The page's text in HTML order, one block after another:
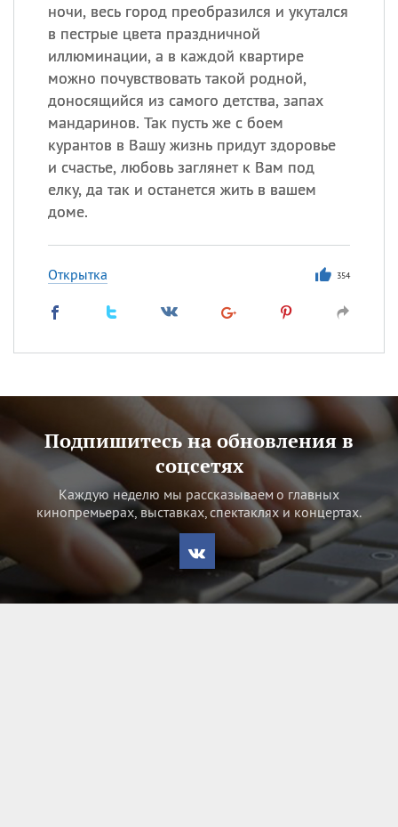
ночи, весь город преобразился и укутался
в пестрые цвета праздничной
иллюминации, а в каждой квартире
можно почувствовать такой родной,
доносящийся из самого детства, запах
мандаринов. Так пусть же с боем
курантов в Вашу жизнь придут здоровье
и счастье, любовь заглянет к Вам под
елку, да так и останется жить в вашем
доме.
Открытка 354
Подпишитесь на обновления в
соцсетях
Каждую неделю мы рассказываем о главных
кинопремьерах, выставках, спектаклях и концертах.